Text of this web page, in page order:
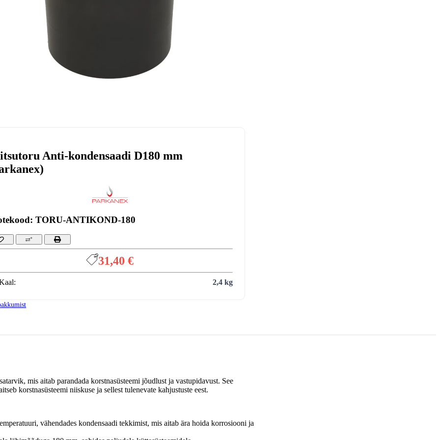
Anti-kondensaadi D180 mm
TORU-ANTIKOND-180
31,40 €
2,4 kg
mis aitab parandada korstnasüsteemi jõudlust ja vastupidavust. See
korstnasüsteemi niiskuse ja sellest tulenevate kahjustuste eest.
vähendades kondensaadi tekkimist, mis aitab ära hoida korrosiooni ja